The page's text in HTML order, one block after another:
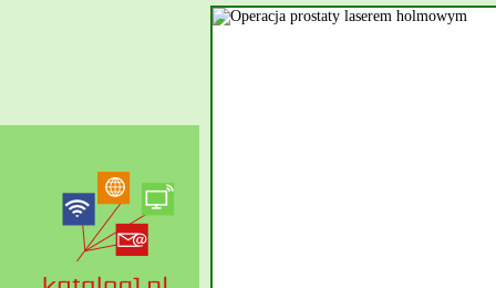
rzetelne układanie płytek
Rzeszów i dbamy o to,
gdy Twoja przestrzeń
przywracając ponownie